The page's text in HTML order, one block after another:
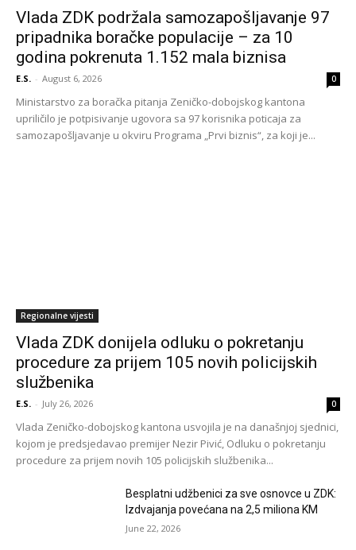
Vlada ZDK podržala samozapošljavanje 97
pripadnika boračke populacije – za 10
godina pokrenuta 1.152 mala biznisa
E.S. - August 6, 2026 0
Ministarstvo za boračka pitanja Zeničko-dobojskog kantona
upriličilo je potpisivanje ugovora sa 97 korisnika poticaja za
samozapošljavanje u okviru Programa „Prvi biznis“, za koji je...
Regionalne vijesti
Vlada ZDK donijela odluku o pokretanju
procedure za prijem 105 novih policijskih
službenika
E.S. - July 26, 2026 0
Vlada Zeničko-dobojskog kantona usvojila je na današnjoj sjednici,
kojom je predsjedavao premijer Nezir Pivić, Odluku o pokretanju
procedure za prijem novih 105 policijskih službenika...
Besplatni udžbenici za sve osnovce u ZDK:
Izdvajanja povećana na 2,5 miliona KM
June 22, 2026